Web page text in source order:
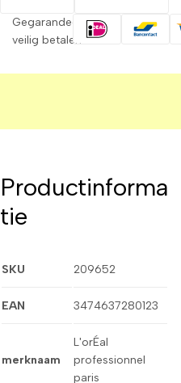
Gegarandeerd
veilig betalen
Productinforma
tie
SKU 209652
EAN 3474637280123
merknaam
L'orÉal
professionnel
paris